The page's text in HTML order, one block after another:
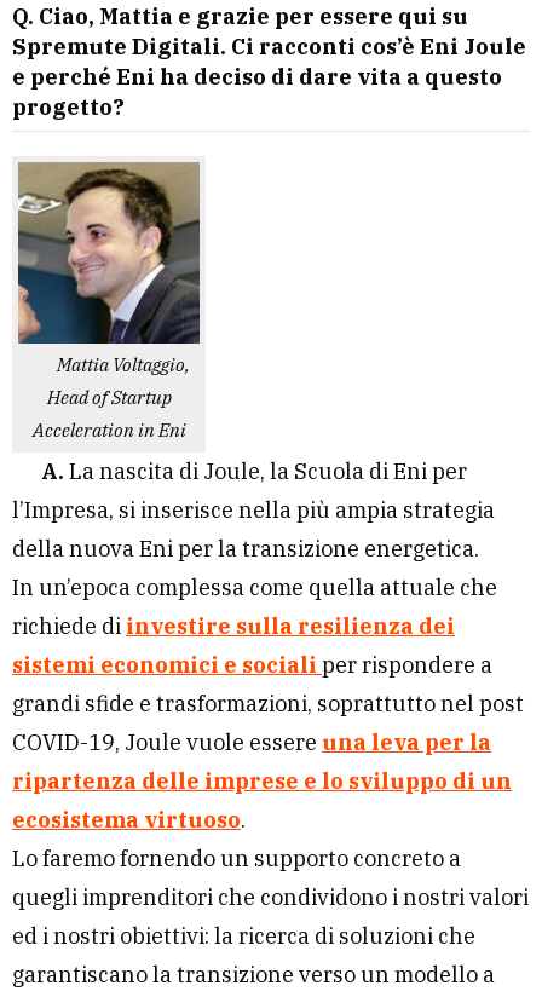
Q. Ciao, Mattia e grazie per essere qui su
Spremute Digitali. Ci racconti cos’è Eni Joule
e perché Eni ha deciso di dare vita a questo
progetto?
Mattia Voltaggio,
Head of Startup
Acceleration in Eni
A. La nascita di Joule, la Scuola di Eni per
l’Impresa, si inserisce nella più ampia strategia
della nuova Eni per la transizione energetica.
In un’epoca complessa come quella attuale che
richiede di investire sulla resilienza dei
sistemi economici e sociali per rispondere a
grandi sfide e trasformazioni, soprattutto nel post
COVID-19, Joule vuole essere una leva per la
ripartenza delle imprese e lo sviluppo di un
ecosistema virtuoso.
Lo faremo fornendo un supporto concreto a
quegli imprenditori che condividono i nostri valori
ed i nostri obiettivi: la ricerca di soluzioni che
garantiscano la transizione verso un modello a